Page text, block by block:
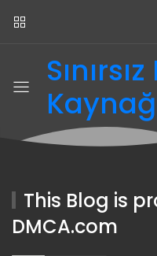
This Blog is
DMCA.com